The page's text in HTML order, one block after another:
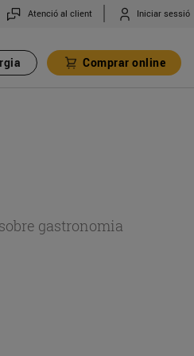
Atenció al client Iniciar sessió
Comprar online
gastronomia